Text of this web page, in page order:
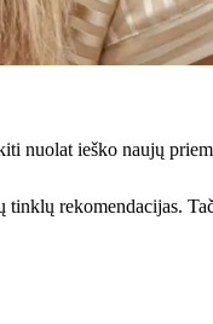
nuolat ieško naujų
rekomendacijas.